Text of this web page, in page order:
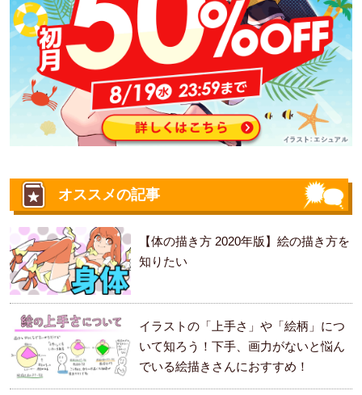
オススメの記事
【体の描き方 2020年版】絵の描き方を
知りたい
イラストの「上手さ」や「絵柄」につ
いて知ろう！下手、画力がないと悩ん
でいる絵描きさんにおすすめ！